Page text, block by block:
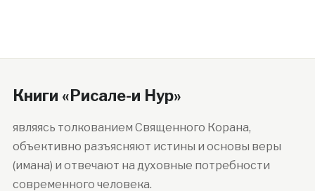
Книги «Рисале-и Нур»
являясь толкованием Священного Корана,
объективно разъясняют истины и основы веры
(имана) и отвечают на духовные потребности
современного человека.